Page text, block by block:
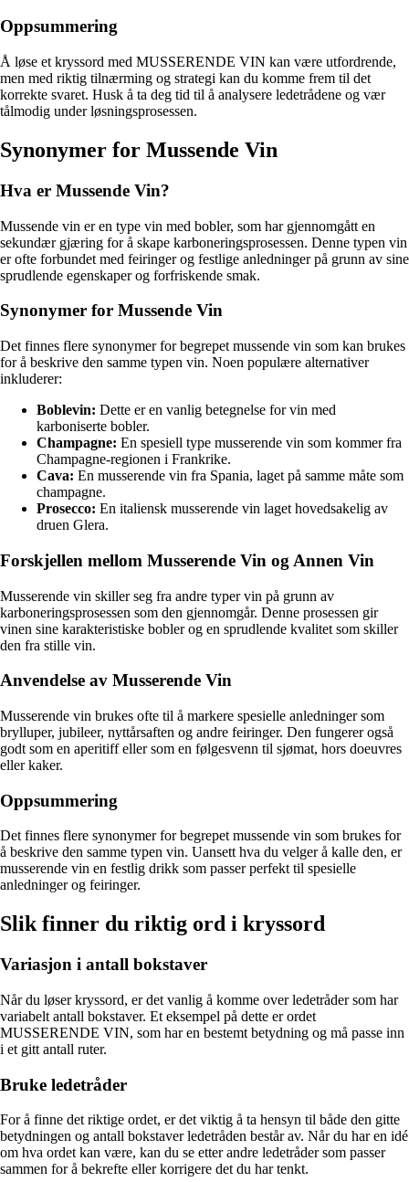
Oppsummering
Å løse et kryssord med MUSSERENDE VIN kan være utfordrende,
men med riktig tilnærming og strategi kan du komme frem til det
korrekte svaret. Husk å ta deg tid til å analysere ledetrådene og vær
tålmodig under løsningsprosessen.
Synonymer for Mussende Vin
Hva er Mussende Vin?
Mussende vin er en type vin med bobler, som har gjennomgått en
sekundær gjæring for å skape karboneringsprosessen. Denne typen vin
er ofte forbundet med feiringer og festlige anledninger på grunn av sine
sprudlende egenskaper og forfriskende smak.
Synonymer for Mussende Vin
Det finnes flere synonymer for begrepet mussende vin som kan brukes
for å beskrive den samme typen vin. Noen populære alternativer
inkluderer:
Boblevin: Dette er en vanlig betegnelse for vin med
karboniserte bobler.
Champagne: En spesiell type musserende vin som kommer fra
Champagne-regionen i Frankrike.
Cava: En musserende vin fra Spania, laget på samme måte som
champagne.
Prosecco: En italiensk musserende vin laget hovedsakelig av
druen Glera.
Forskjellen mellom Musserende Vin og Annen Vin
Musserende vin skiller seg fra andre typer vin på grunn av
karboneringsprosessen som den gjennomgår. Denne prosessen gir
vinen sine karakteristiske bobler og en sprudlende kvalitet som skiller
den fra stille vin.
Anvendelse av Musserende Vin
Musserende vin brukes ofte til å markere spesielle anledninger som
brylluper, jubileer, nyttårsaften og andre feiringer. Den fungerer også
godt som en aperitiff eller som en følgesvenn til sjømat, hors doeuvres
eller kaker.
Oppsummering
Det finnes flere synonymer for begrepet mussende vin som brukes for
å beskrive den samme typen vin. Uansett hva du velger å kalle den, er
musserende vin en festlig drikk som passer perfekt til spesielle
anledninger og feiringer.
Slik finner du riktig ord i kryssord
Variasjon i antall bokstaver
Når du løser kryssord, er det vanlig å komme over ledetråder som har
variabelt antall bokstaver. Et eksempel på dette er ordet
MUSSERENDE VIN, som har en bestemt betydning og må passe inn
i et gitt antall ruter.
Bruke ledetråder
For å finne det riktige ordet, er det viktig å ta hensyn til både den gitte
betydningen og antall bokstaver ledetråden består av. Når du har en idé
om hva ordet kan være, kan du se etter andre ledetråder som passer
sammen for å bekrefte eller korrigere det du har tenkt.